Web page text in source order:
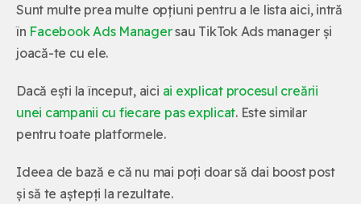
Sunt multe prea multe opțiuni pentru a le lista aici, intră
în Facebook Ads Managersau TikTok Ads manager și
joacă-te cu ele.
Dacă ești la început, aici ai explicat procesul creării
unei campanii cu fiecare pas explicat. Este similar
pentru toate platformele.
Ideea de bază e că nu mai poți doar să dai boost post
și să te aștepți la rezultate.